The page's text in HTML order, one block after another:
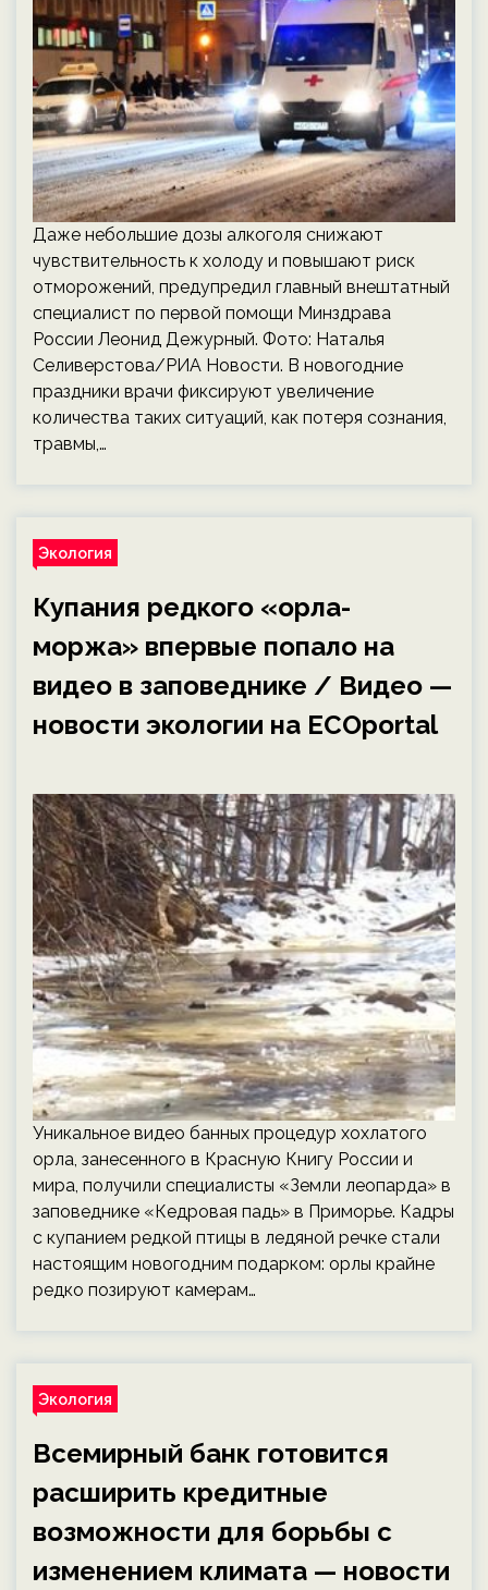
Даже небольшие дозы алкоголя снижают
чувствительность к холоду и повышают риск
отморожений, предупредил главный внештатный
специалист по первой помощи Минздрава
России Леонид Дежурный. Фото: Наталья
Селиверстова/РИА Новости. В новогодние
праздники врачи фиксируют увеличение
количества таких ситуаций, как потеря сознания,
травмы,…
Экология
Купания редкого «орла-
моржа» впервые попало на
видео в заповеднике / Видео —
новости экологии на ECOportal
Уникальное видео банных процедур хохлатого
орла, занесенного в Красную Книгу России и
мира, получили специалисты «Земли леопарда» в
заповеднике «Кедровая падь» в Приморье. Кадры
с купанием редкой птицы в ледяной речке стали
настоящим новогодним подарком: орлы крайне
редко позируют камерам…
Экология
Всемирный банк готовится
расширить кредитные
возможности для борьбы с
изменением климата — новости